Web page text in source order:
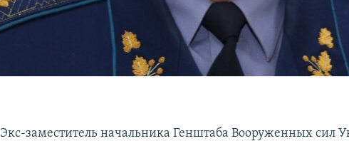
Экс-заместитель начальника Генштаба Вооруженных сил